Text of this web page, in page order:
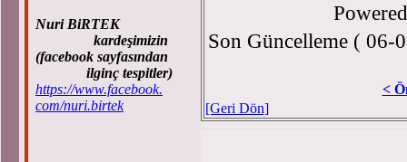
Nuri BiRTEK
kardeşimizin
(facebook sayfasından
ilginç tespitler)
https://www.facebook.
com/nuri.birtek
Son Güncelleme ( 06-
<
[Geri Dön]